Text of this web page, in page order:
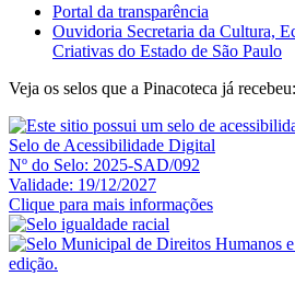
Portal da transparência
Ouvidoria Secretaria da Cultura,
Criativas do Estado de São Paulo
Veja os selos que a Pinacoteca já recebeu:
Selo de Acessibilidade Digital
Nº do Selo: 2025-SAD/092
Validade: 19/12/2027
Clique para mais informações